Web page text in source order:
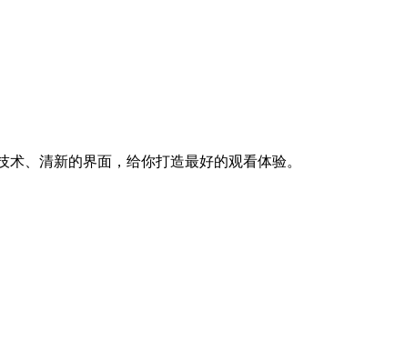
、清新的界面，给你打造最好的观看体验。